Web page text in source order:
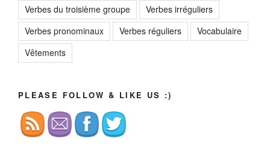
Verbes du troisième groupe
Verbes irréguliers
Verbes pronominaux
Verbes réguliers
Vocabulaire
Vêtements
PLEASE FOLLOW & LIKE US :)